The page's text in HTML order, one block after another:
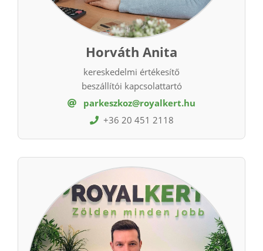
Horváth Anita
kereskedelmi értékesítő
beszállítói kapcsolattartó
parkeszkoz@royalkert.hu
+36 20 451 2118